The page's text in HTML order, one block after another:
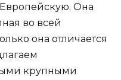
Она
во всей
она отличается
крупными